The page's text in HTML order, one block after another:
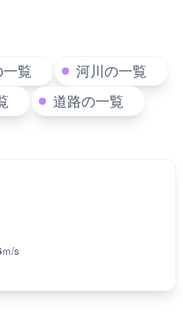
覧
河川の一覧
道路の一覧
ｍ/s